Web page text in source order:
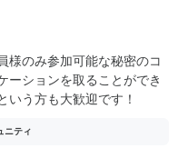
様のみ参加可能な秘密のコ
ーションを取ることができ
いう方も大歓迎です！
ニティ